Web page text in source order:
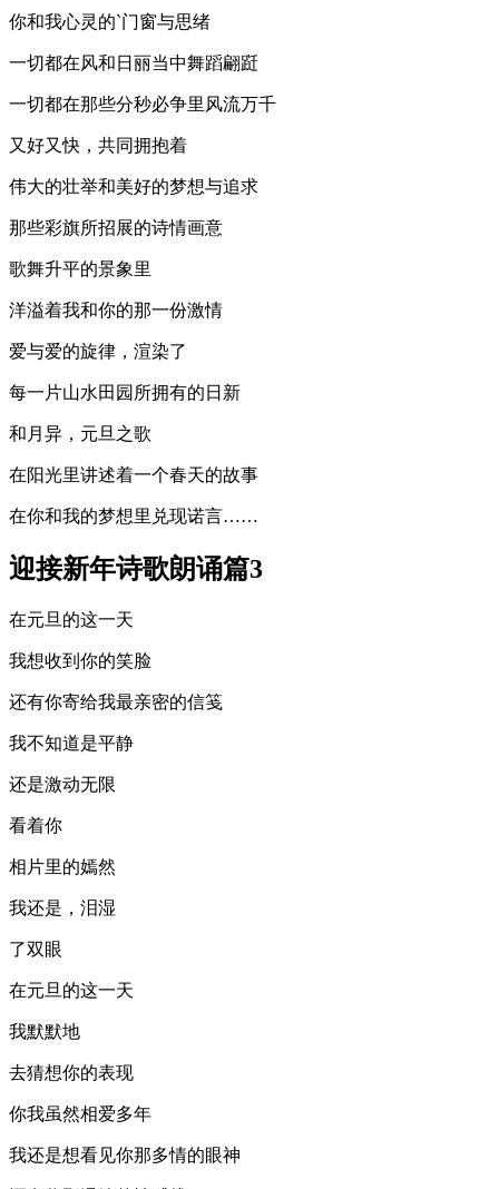
你和我心灵的`门窗与思绪
一切都在风和日丽当中舞蹈翩跹
一切都在那些分秒必争里风流万千
又好又快，共同拥抱着
伟大的壮举和美好的梦想与追求
那些彩旗所招展的诗情画意
歌舞升平的景象里
洋溢着我和你的那一份激情
爱与爱的旋律，渲染了
每一片山水田园所拥有的日新
和月异，元旦之歌
在阳光里讲述着一个春天的故事
在你和我的梦想里兑现诺言……
迎接新年诗歌朗诵篇3
在元旦的这一天
我想收到你的笑脸
还有你寄给我最亲密的信笺
我不知道是平静
还是激动无限
看着你
相片里的嫣然
我还是，泪湿
了双眼
在元旦的这一天
我默默地
去猜想你的表现
你我虽然相爱多年
我还是想看见你那多情的眼神